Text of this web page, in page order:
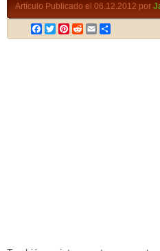
Artículo Publicado el 06.12.2012 por
Facebook
TwitterPinterest
RedditEmail